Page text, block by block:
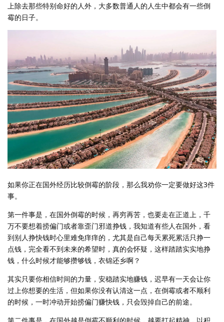
上除去那些特别命好的人外，大多数普通人的人生中都会有一些倒
霉的日子。
如果你正在国外经历比较倒霉的阶段，那么我劝你一定要做好这3件
事。
第一件事是，在国外倒霉的时候，再穷再苦，也要走在正道上，千
万不要想着捞偏门或者靠歪门邪道挣钱，我知道有些人在国外，看
到别人挣快钱时心里难免痒痒的，尤其是自己每天累死累活只挣一
点钱，完全看不到未来的希望时，真的会怀疑，这样踏踏实实地挣
钱，什么时候才能够攒够钱，衣锦还乡啊？
其实只要你相信时间的力量，安稳踏实地赚钱，迟早有一天会让你
过上你想要的生活，但如果你没有认清这一点，在倒霉或者不顺利
的时候，一时冲动开始捞偏门赚快钱，只会毁掉自己的前途。